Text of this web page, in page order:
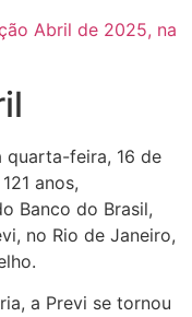
Abril de 2025, na
quarta-feira, 16 de
anos,
Banco do Brasil,
no Rio de Janeiro,
a Previ se tornou